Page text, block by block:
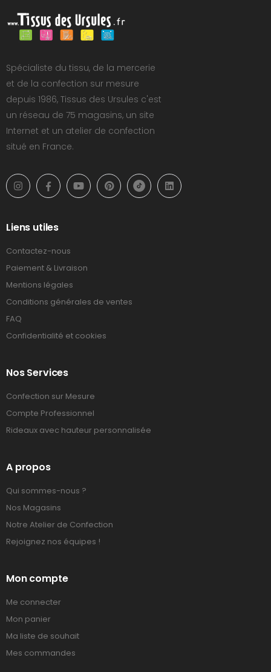
Spécialiste du tissu, de la mercerie
et de la confection sur mesure
depuis 1986, Tissus des Ursules c'est
un réseau de 75 magasins, un site
Internet et un atelier de confection
situé en France.
Liens utiles
Contactez-nous
Paiement & Livraison
Mentions légales
Conditions générales de ventes
FAQ
Confidentialité et cookies
Nos Services
Confection sur Mesure
Compte Professionnel
Rideaux avec hauteur personnalisée
A propos
Qui sommes-nous ?
Nos Magasins
Notre Atelier de Confection
Rejoignez nos équipes !
Mon compte
Me connecter
Mon panier
Ma liste de souhait
Mes commandes